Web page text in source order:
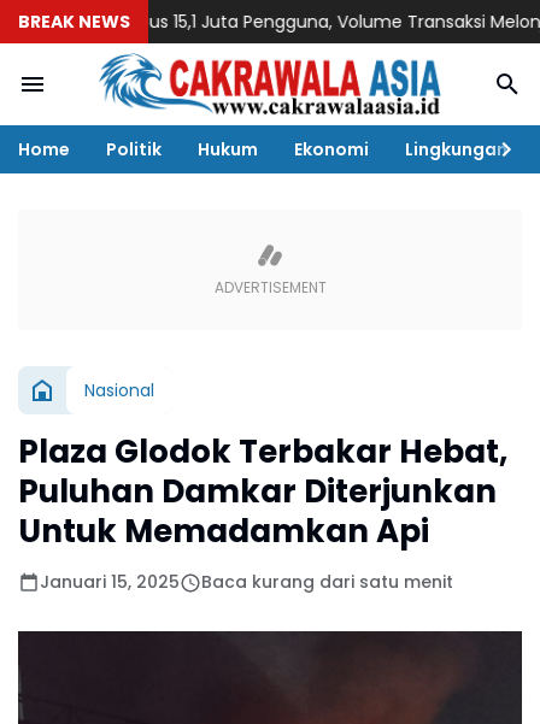
BREAK NEWS
Tembus 15,1 Juta Pengguna, Volume Transaksi Melonjak 110
Home Politik Hukum Ekonomi Lingkungan
Nasional
Plaza Glodok Terbakar Hebat,
Puluhan Damkar Diterjunkan
Untuk Memadamkan Api
Januari 15, 2025 Baca kurang dari satu menit